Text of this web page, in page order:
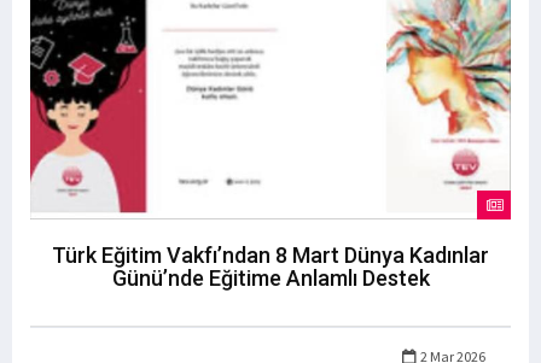
Türk Eğitim Vakfı’ndan 8 Mart Dünya Kadınlar
Günü’nde Eğitime Anlamlı Destek
2 Mar 2026